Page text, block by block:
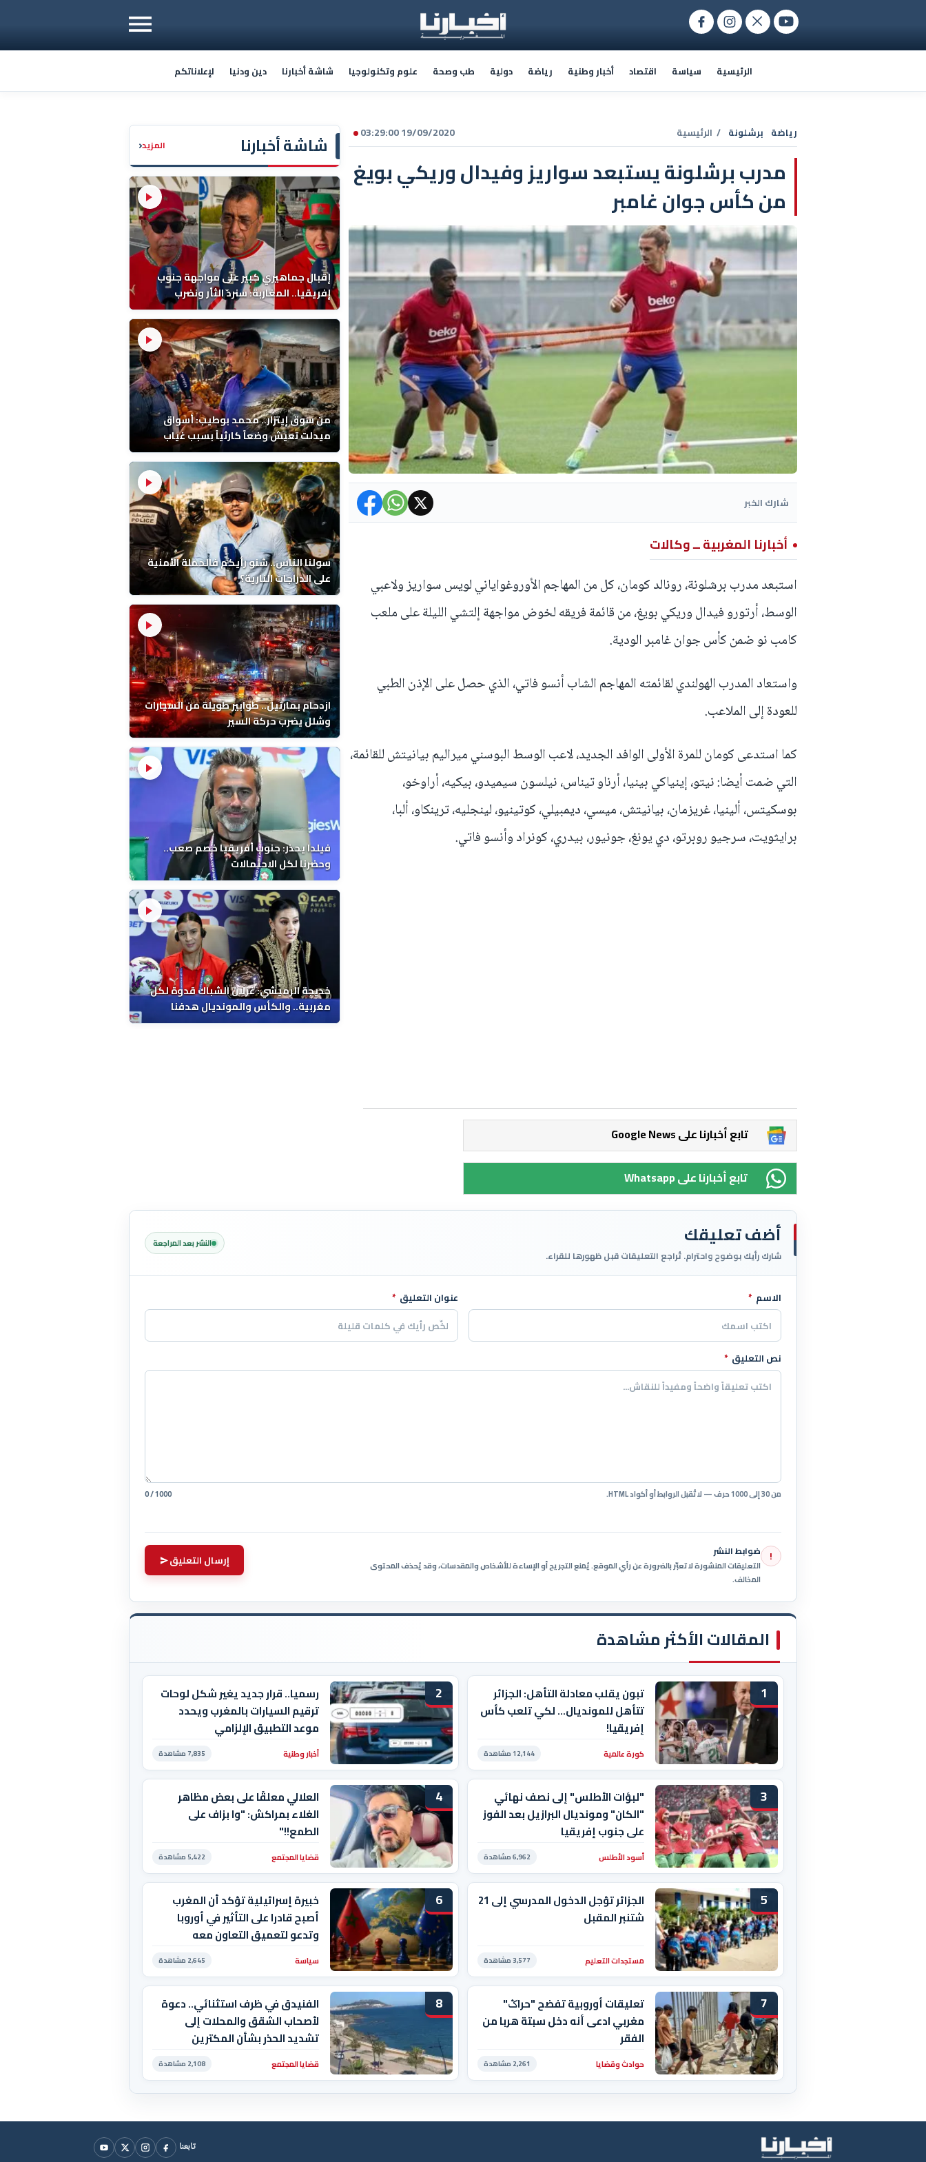
الرئيسية سياسة اقتصاد أخبار وطنية رياضة دولية طب وصحة علوم وتكنولوجيا شاشة أخبارنا دين ودنيا لإعلاناتكم
شاشة أخبارنا المزيد‹
إقبال جماهيري كبير على مواجهة جنوب
إفريقيا.. المغاربة: سنردّ الثأر ونضرب
عصفورين بحجر واحد!
من سوق إيتزار.. محمد بوطيب: أسواق
ميدلت تعيش وضعاً كارثياً بسبب غياب
المراحيض
سولنا الناس.. شنو رأيكم فالحملة الأمنية
على الدراجات النارية؟
ازدحام بمارتيل.. طوابير طويلة من السيارات
وشلل يضرب حركة السير
فيلدا يحذر: جنوب أفريقيا خصم صعب..
وحضرنا لكل الاحتمالات
خديجة الرميشي: غزلان الشباك قدوة لكل
مغربية.. والكأس والمونديال هدفنا
19/09/2020 03:29:00 رياضة برشلونة / الرئيسية
مدرب برشلونة يستبعد سواريز وفيدال وريكي بويغ
من كأس جوان غامبر
شارك الخبر
أخبارنا المغربية ــ وكالات
استبعد مدرب برشلونة، رونالد كومان، كل من المهاجم الأوروغواياني لويس سواريز ولاعبي
الوسط، أرتورو فيدال وريكي بويغ، من قائمة فريقه لخوض مواجهة إلتشي الليلة على ملعب
كامب نو ضمن كأس جوان غامبر الودية.
واستعاد المدرب الهولندي لقائمته المهاجم الشاب أنسو فاتي، الذي حصل على الإذن الطبي
للعودة إلى الملاعب.
كما استدعى كومان للمرة الأولى الوافد الجديد، لاعب الوسط البوسني ميراليم بيانيتش للقائمة،
التي ضمت أيضا: نيتو، إينياكي بينيا، أرناو تيناس، نيلسون سيميدو، بيكيه، أراوخو،
بوسكيتس، ألينيا، غريزمان، بيانيتش، ميسي، ديمبيلي، كوتينيو، لينجليه، ترينكاو، ألبا،
برايثويت، سرجيو روبرتو، دي يونغ، جونيور، بيدري، كونراد وأنسو فاتي.
Google News تابع أخبارنا على
Whatsapp تابع أخبارنا على
أضف تعليقك
شارك رأيك بوضوح واحترام. تُراجع التعليقات قبل ظهورها للقراء.
النشر بعد المراجعة
اترك هذا الحقل فارغاً
الاسم * عنوان التعليق *
نص التعليق *
من 30 إلى 1000 حرف — لا تُقبل الروابط أو أكواد HTML. 0 / 1000
! ضوابط النشر
التعليقات المنشورة لا تعبّر بالضرورة عن رأي الموقع. يُمنع التجريح أو الإساءة للأشخاص والمقدسات، وقد يُحذف المحتوى
المخالف.
إرسال التعليق
المقالات الأكثر مشاهدة
1
تبون يقلب معادلة التأهل: الجزائر
تتأهل للمونديال… لكي تلعب كأس
إفريقيا!
كورة عالمية 12,144 مشاهدة
2
رسميا.. قرار جديد يغير شكل لوحات
ترقيم السيارات بالمغرب ويحدد
موعد التطبيق الإلزامي
أخبار وطنية 7,835 مشاهدة
3
"لبؤات الأطلس" إلى نصف نهائي
"الكان" ومونديال البرازيل بعد الفوز
على جنوب إفريقيا
أسود الأطلس 6,962 مشاهدة
4
العلالي معلقًا على بعض مظاهر
الغلاء بمراكش: "وا بزاف على
الطمع!!"
قضايا المجتمع 5,422 مشاهدة
5
الجزائر تؤجل الدخول المدرسي إلى 21
شتنبر المقبل
مستجدات التعليم 3,577 مشاهدة
6
خبيرة إسرائيلية تؤكد أن المغرب
أصبح قادرا على التأثير في أوروبا
وتدعو لتعميق التعاون معه
سياسة 2,645 مشاهدة
7
تعليقات أوروبية تفضح "حراݣ"
مغربي ادعى أنه دخل سبتة هربا من
الفقر
حوادث وقضايا 2,261 مشاهدة
8
الفنيدق في ظرف استثنائي.. دعوة
لأصحاب الشقق والمحلات إلى
تشديد الحذر بشأن المكترين
قضايا المجتمع 2,108 مشاهدة
تابعنا